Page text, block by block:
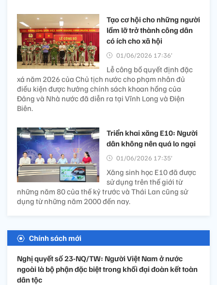
Tạo cơ hội cho những người
lầm lỡ trở thành công dân
có ích cho xã hội
01/06/2026 17:36’
Lễ công bố quyết định đặc
xá năm 2026 của Chủ tịch nước cho phạm nhân đủ
điều kiện được hưởng chính sách khoan hồng của
Đảng và Nhà nước đã diễn ra tại Vĩnh Long và Điện
Biên.
Triển khai xăng E10: Người
dân không nên quá lo ngại
01/06/2026 17:35’
Xăng sinh học E10 đã được
sử dụng trên thế giới từ
những năm 80 của thế kỷ trước và Thái Lan cũng sử
dụng từ những năm 2000 đến nay.
Chính sách mới
Nghị quyết số 23-NQ/TW: Người Việt Nam ở nước
ngoài là bộ phận đặc biệt trong khối đại đoàn kết toàn
dân tộc